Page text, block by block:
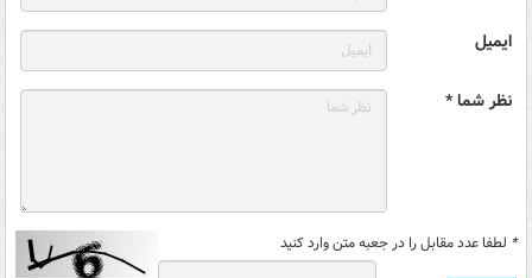
ایمیل
نظر شما *
* لطفا عدد مقابل را در جعبه متن وارد کنید